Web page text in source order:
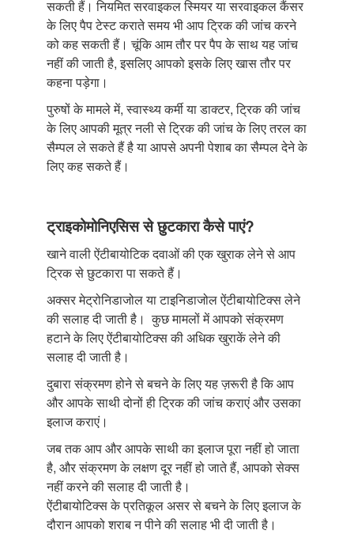
सकती हैं। नियमित सरवाइकल स्मियर या सरवाइकल कैंसर
के लिए पैप टेस्ट कराते समय भी आप ट्रिक की जांच करने
को कह सकती हैं। चूंकि आम तौर पर पैप के साथ यह जांच
नहीं की जाती है, इसलिए आपको इसके लिए खास तौर पर
कहना पड़ेगा।
पुरुषों के मामले में, स्वास्थ्य कर्मी या डाक्टर, ट्रिक की जांच
के लिए आपकी मूत्र नली से ट्रिक की जांच के लिए तरल का
सैम्पल ले सकते हैं है या आपसे अपनी पेशाब का सैम्पल देने के
लिए कह सकते हैं।
ट्राइकोमोनिएसिस से छुटकारा कैसे पाएं?
खाने वाली ऐंटीबायोटिक दवाओं की एक खुराक लेने से आप
ट्रिक से छुटकारा पा सकते हैं।
अक्सर मेट्रोनिडाजोल या टाइनिडाजोल ऐंटीबायोटिक्स लेने
की सलाह दी जाती है। कुछ मामलों में आपको संक्रमण
हटाने के लिए ऐंटीबायोटिक्स की अधिक खुराकें लेने की
सलाह दी जाती है।
दुबारा संक्रमण होने से बचने के लिए यह ज़रूरी है कि आप
और आपके साथी दोनों ही ट्रिक की जांच कराएं और उसका
इलाज कराएं।
जब तक आप और आपके साथी का इलाज पूरा नहीं हो जाता
है, और संक्रमण के लक्षण दूर नहीं हो जाते हैं, आपको सेक्स
नहीं करने की सलाह दी जाती है।
ऐंटीबायोटिक्स के प्रतिकूल असर से बचने के लिए इलाज के
दौरान आपको शराब न पीने की सलाह भी दी जाती है।